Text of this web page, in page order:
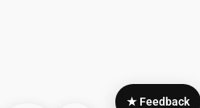
★ Feedback